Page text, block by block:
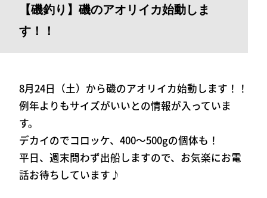
【磯釣り】磯のアオリイカ始動しま
す！！
8月24日（土）から磯のアオリイカ始動します！！
例年よりもサイズがいいとの情報が入っていま
す。
デカイのでコロッケ、400～500gの個体も！
平日、週末問わず出船しますので、お気楽にお電
話お待ちしています♪